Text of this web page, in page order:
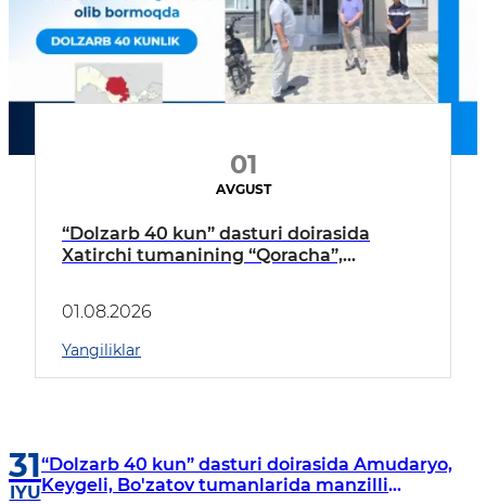
01
AVGUST
“Dolzarb 40 kun” dasturi doirasida
Xatirchi tumanining “Qoracha”,
borildi
01.08.2026
Yangiliklar
31
IYU
“Dolzarb 40 kun” dasturi doirasida Amudaryo,
Keygeli, Bo'zatov tumanlarida manzilli